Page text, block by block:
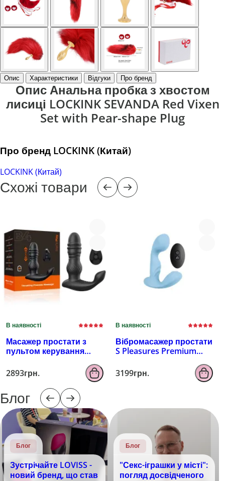
Опис Характеристики Відгуки Про бренд
Опис Анальна пробка з хвостом
лисиці LOCKINK SEVANDA Red Vixen
Set with Pear-shape Plug
Про бренд LOCKINK (Китай)
LOCKINK (Китай)
Схожі товари
В наявності
Масажер простати з
пультом керування
B4
2893грн.
В наявності
Вібромасажер простати
S Pleasures Premium
рельєфом, 10 режимів
вібрації
3199грн.
Блог
Блог
Зустрічайте LOVISS -
новий бренд, що став
Блог
"Секс-іграшки у місті":
погляд досвідченого